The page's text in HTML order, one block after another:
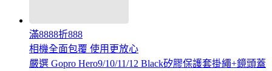
滿8888折888
相機全面包覆 使用更放心
嚴選 Gopro Hero9/10/11/12 Black矽膠保護套掛繩+鏡頭蓋